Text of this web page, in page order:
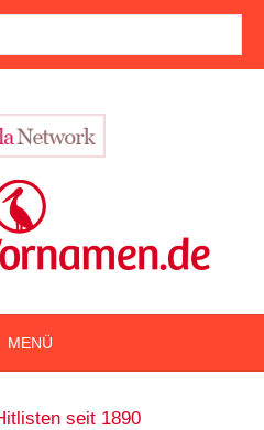
MENÜ
seit 1890